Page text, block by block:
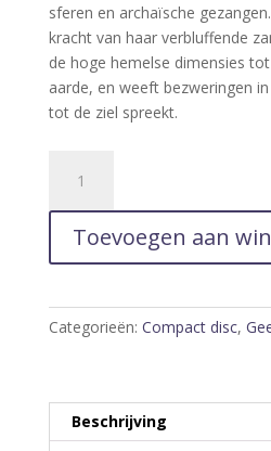
sferen en archaïsche
kracht van haar verbluffende
de hoge hemelse dimensies
aarde, en weeft bezweringen
tot de ziel spreekt.
Awen
(cd)
aantalToevoegen aan
Categorieën: Compact disc,
Beschrijving